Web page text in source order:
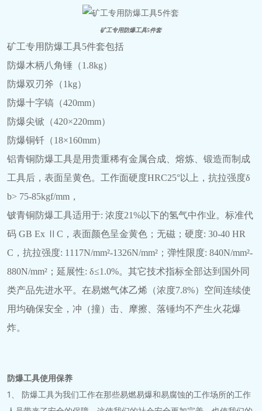
矿工专用防爆工具5件套
矿工专用防爆工具5件套包括
防爆木柄八角锤（1.8kg）
防爆双刃斧（1kg）
防爆十字镐（420mm）
防爆尖锨（420×220mm）
防爆铜钎（18×160mm）
铝青铜防爆工具是用贵重稀有金属合成、熔炼、锻造而制成
工具后，表面呈黄色。工作面硬度HRC25°以上，抗拉强度δ
b> 75-85kgf/mm，
铍青铜防爆工具适用于: 浓度21%以下的氢气中作业。标准代
码 GB Ex ⅡC，表面颜色呈金黄色；无磁；硬度: 30-40 HR
C，抗拉强度: 1117N/mm²-1326N/mm²；弹性限度: 840N/mm²-
880N/mm²；延展性: δ≤1.0%。其它技术指标全部达到国外同
类产品先进水平。在易燃气体乙烯（浓度7.8%）空间连续使
用均确保安全，冲（撞）击、摩擦、落锤均不产生火花爆
炸。
防爆工具使用保养
1、 防爆工具为我们工作在那些易燃易爆和易腐蚀的工作场所的工作